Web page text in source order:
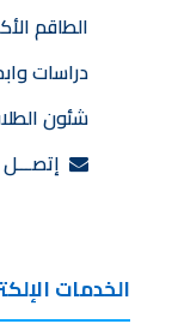
الطاقم
دراسات
شئون
الخدمات